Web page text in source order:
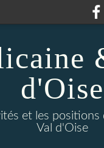
d'Oise
et les positions
Val d'Oise